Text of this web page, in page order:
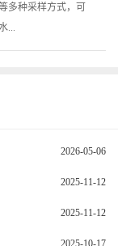
多种采样方式，可
...
2026-05-06
2025-11-12
2025-11-12
2025-10-17